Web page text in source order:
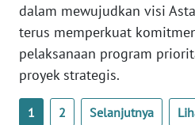
dalam mewujudkan visi
terus memperkuat
pelaksanaan program
proyek strategis.
1 2 Selanjutnya
SERAMBI
WN
JAMBI